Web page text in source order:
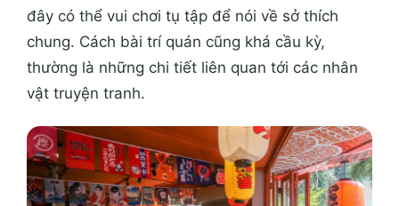
đây có thể vui chơi tụ tập để nói về sở thích
chung. Cách bài trí quán cũng khá cầu kỳ,
thường là những chi tiết liên quan tới các nhân
vật truyện tranh.